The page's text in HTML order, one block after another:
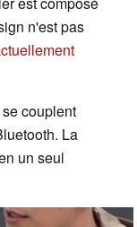
n'est pas
couplent
La
un seul